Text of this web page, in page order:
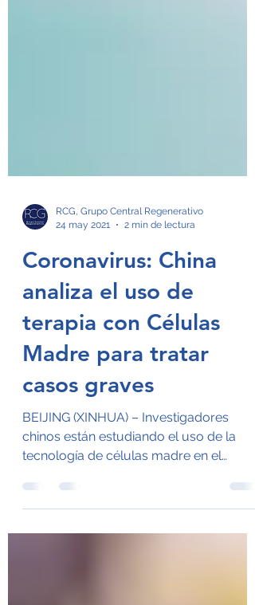
2 min de lectura
Coronavirus: China
analiza el uso de
terapia con Células
Madre para tratar
casos graves
BEIJING (XINHUA) – Investigadores
chinos están estudiando el uso de la
tecnología de células madre en el